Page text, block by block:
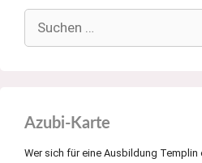
nach:
Azubi-Karte
Wer sich für eine Ausbildung